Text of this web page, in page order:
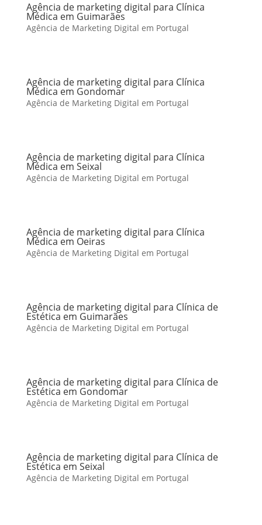
Agência de marketing digital para Clínica
Médica em Guimarães
Agência de Marketing Digital em Portugal
Agência de marketing digital para Clínica
Médica em Gondomar
Agência de Marketing Digital em Portugal
Agência de marketing digital para Clínica
Médica em Seixal
Agência de Marketing Digital em Portugal
Agência de marketing digital para Clínica
Médica em Oeiras
Agência de Marketing Digital em Portugal
Agência de marketing digital para Clínica de
Estética em Guimarães
Agência de Marketing Digital em Portugal
Agência de marketing digital para Clínica de
Estética em Gondomar
Agência de Marketing Digital em Portugal
Agência de marketing digital para Clínica de
Estética em Seixal
Agência de Marketing Digital em Portugal